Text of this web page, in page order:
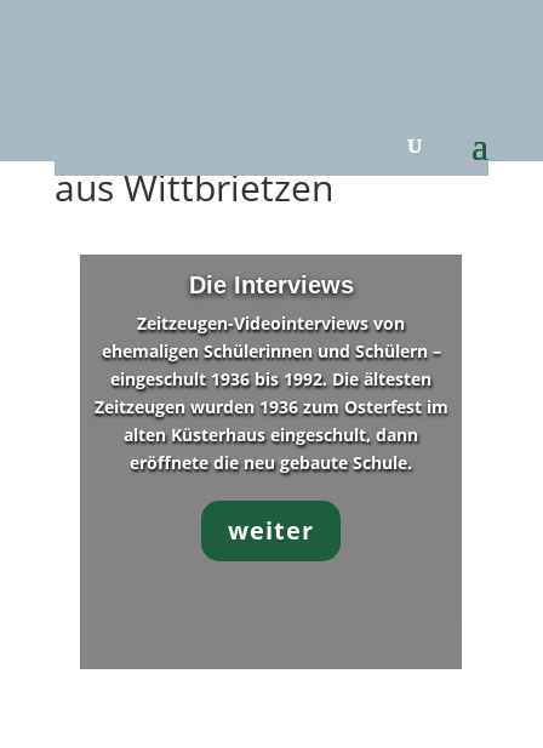
Schulhausgeschichten
aus Wittbrietzen
Die Interviews
Zeitzeugen-Videointerviews von
ehemaligen Schülerinnen und Schülern –
eingeschult 1936 bis 1992. Die ältesten
Zeitzeugen wurden 1936 zum Osterfest im
alten Küsterhaus eingeschult, dann
eröffnete die neu gebaute Schule.
weiter